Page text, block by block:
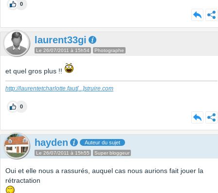
0
laurent33gi
Le 26/07/2011 à 15h54 Photographe
et quel gros plus !!
http://laurentetcharlotte.faut[...]struire.com
0
hayden Auteur du sujet
Le 26/07/2011 à 15h55 Super bloggeur
Oui et elle nous a rassurés, auquel cas nous aurions fait jouer la
rétractation